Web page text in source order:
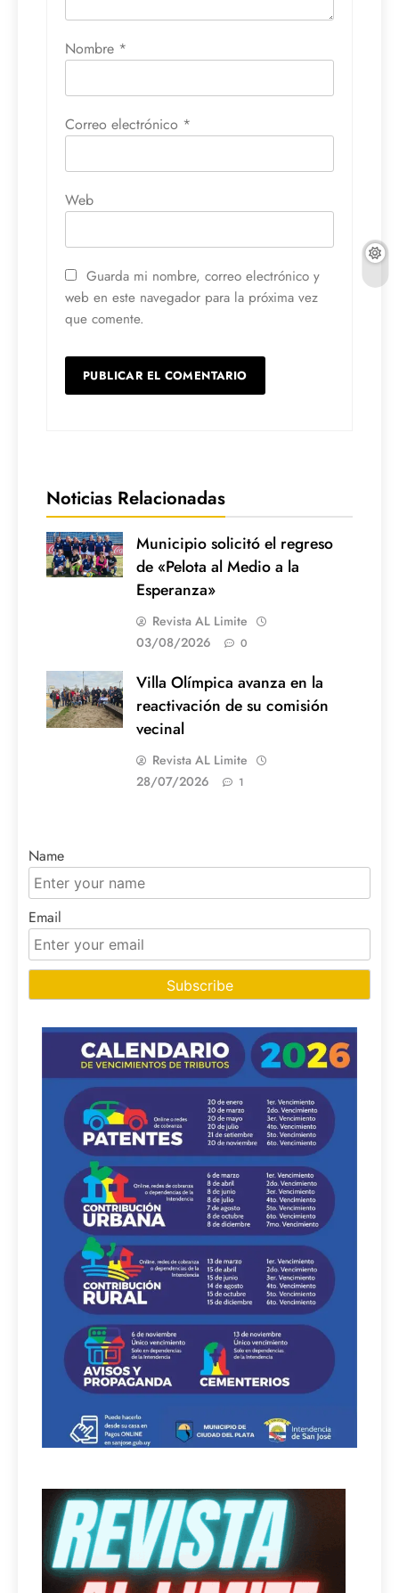
Nombre *
Correo electrónico *
Web
Guarda mi nombre, correo electrónico y
web en este navegador para la próxima vez
que comente.
Noticias Relacionadas
Municipio solicitó el regreso
de «Pelota al Medio a la
Esperanza»
Revista AL Limite
03/08/2026
0
Villa Olímpica avanza en la
reactivación de su comisión
vecinal
Revista AL Limite
28/07/2026
1
Name
Email